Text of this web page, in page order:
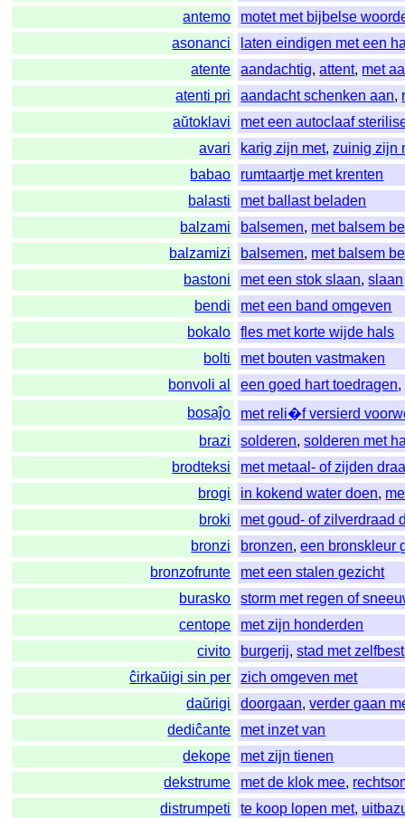
antemo
motet met bijbelse
asonanci
laten eindigen met een
atente
aandachtig,attent, met
atenti pri
aandacht schenken aan,
aŭtoklavi
met een autoclaaf
avari
karig zijn met,zuinig zijn
babao
rumtaartje met krenten
balasti
met ballast beladen
balzami
balsemen, met balsem
balzamizi
balsemen, met balsem
bastoni
met een stok slaan,slaan
bendi
met een band omgeven
bokalo
fles met korte wijde hals
bolti
met bouten vastmaken
bonvoli al
een goed hart toedragen,
bosaĵo
met reli�f versierd
brazi
solderen,solderen met
brodteksi
met metaal- of zijden
brogi
in kokend water doen,
broki
met goud- of zilverdraad
bronzi
bronzen,een bronskleur
bronzofrunte
met een stalen gezicht
burasko
storm met regen of
centope
met zijn honderden
civito
burgerij,stad met
ĉirkaŭigi sin per
zich omgeven met
daŭrigi
doorgaan,verder gaan
dediĉante
met inzet van
dekope
met zijn tienen
dekstrume
met de klok mee,
distrumpeti
te koop lopen met,